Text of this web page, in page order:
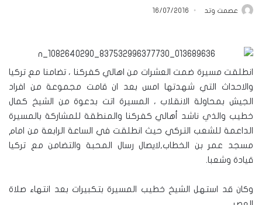
عصمت وتد 16/07/2016
انطلقت مسيرة ضمت العشرات من اهالي كفركنا ، تضامنا مع تركيا
والاحداث التي شهدتها امس بعد ان قامت مجموعة من افراد
الجيش بمحاولة الانقلاب ، المسيرة اتت بدعوة من الشيخ كمال
خطيب والذي ناشد أهالي كفركنا والمنطقة للمشاركة بالمسيرة
الداعمة للشعب التركي حيث انطلقت في الساعة الرابعة من امام
مسجد عمر بن الخطاب,لايصال رسال المحبة والتضامن مع تركيا
قيادة وشعبا.
وكان قد استهل الشيخ خطيب المسيرة بتكبيرات بعد انتهاء صلاة